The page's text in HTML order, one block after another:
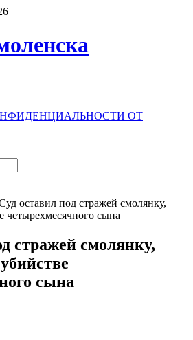
ОТ
оставил под стражей смолянку,
четырехмесячного сына
стражей смолянку,
сына